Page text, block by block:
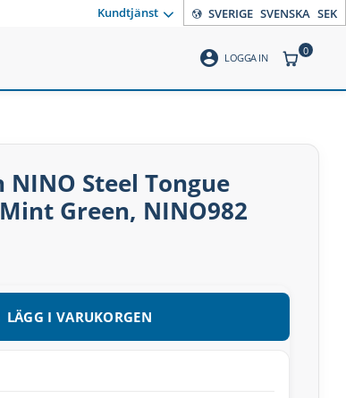
Kundtjänst SVERIGE SVENSKA SEK
account_circle LOGGA IN ANTAL
0
NINO Steel Tongue
Green, NINO982
LÄGG I VARUKORGEN